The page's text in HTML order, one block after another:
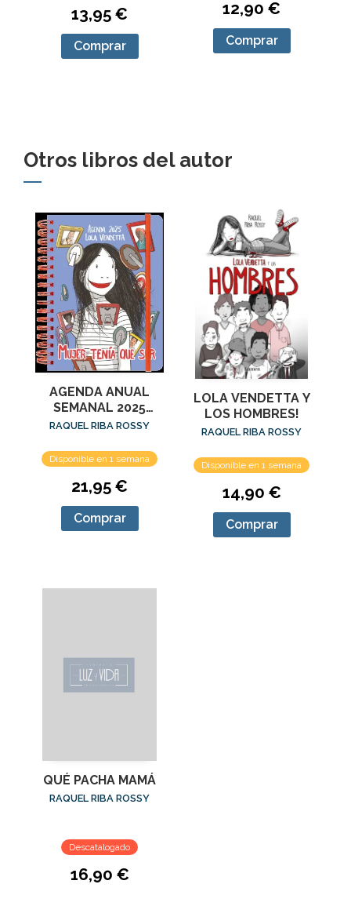
13,95 €
Comprar
12,90 €
Comprar
Otros libros del autor
AGENDA ANUAL
SEMANAL 2025
LOLA VENDETTA
RAQUEL RIBA ROSSY
Disponible en 1 semana
21,95 €
Comprar
LOLA VENDETTA Y
LOS HOMBRES!
RAQUEL RIBA ROSSY
Disponible en 1 semana
14,90 €
Comprar
QUÉ PACHA MAMÁ
RAQUEL RIBA ROSSY
Descatalogado
16,90 €